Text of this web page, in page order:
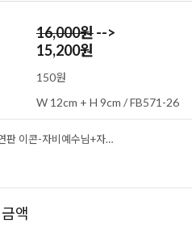
16,000원-->
15,200원
150원
W 12cm + H 9cm / FB571-26
가톨릭 이연판 이콘-자비예수님+자비의기도문(이태리)
액